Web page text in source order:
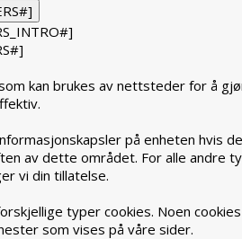
kan brukes av nettsteder for å
på enheten hvis
av dette området. For alle andre
vi din tillatelse.
typer cookies. Noen
som vises på våre sider.